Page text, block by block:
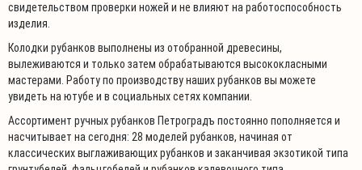
свидетельством проверки ножей и не влияют на работоспособность
изделия.
Колодки рубанков выполнены из отобранной древесины,
вылеживаются и только затем обрабатываются высококласными
мастерами. Работу по производству наших рубанков вы можете
увидеть на ютубе и в социальных сетях компании.
Ассортимент ручных рубанков Петроградъ постоянно пополняется и
насчитывает на сегодня: 28 моделей рубанков, начиная от
классических выглаживающих рубанков и заканчивая экзотикой типа